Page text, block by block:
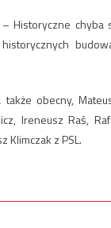
– Historyczne chyba
obecny,
Ireneusz Raś,
Klimczak z PSL.